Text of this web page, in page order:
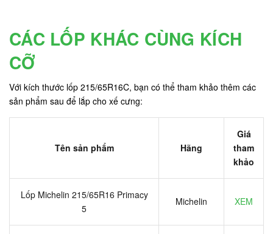
CÁC LỐP KHÁC CÙNG KÍCH
CỠ
Với kích thước lốp 215/65R16C, bạn có thể tham khảo thêm các
sản phẩm sau để lắp cho xế cưng:
Tên sản phẩm Hãng
Giá
tham
khảo
Lốp Michelin 215/65R16 Primacy
5
Michelin XEM